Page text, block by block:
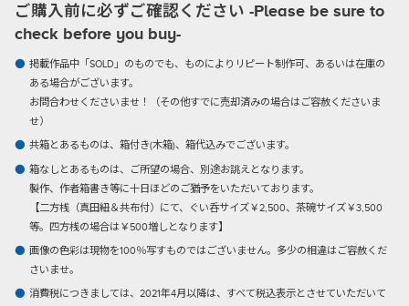
ご購入前に必ずご確認ください -Please be sure to
check before you buy-
掲載作品中「SOLD」のものでも、ものによりリピート制作可、あるいは在庫の
ある場合がございます。
お問合わせくださいませ！（その他すでに売却済みの場合はご容赦くださいま
せ）
共箱とあるものは、箱付き(木箱)、箱代込みでございます。
箱なしとあるものは、ご所望の場合、別途お誂えとなります。
製作、作者箱書き等に十日ほどのご猶予をいただいております。
【二方桟（真田紐＆共布付）にて、ぐい呑サイズ￥2,500、茶碗サイズ￥3,500
等。四方桟の場合は￥500増しとなります】
画像の色彩は現物を100％写すものではございません。多少の相違はご容赦くだ
さいませ。
消費税につきましては、2021年4月以降は、すべて税込表示とさせていただいて